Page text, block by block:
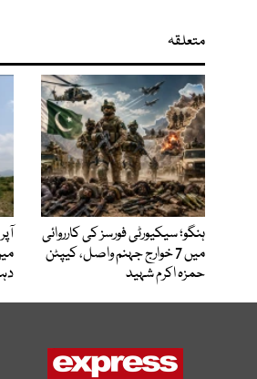
متعلقہ
ہنگو؛ سیکیورٹی فورسز کی کارروائی
میں 7 خوارج جہنم واصل، کیپٹن
حمزہ اکرم شہید